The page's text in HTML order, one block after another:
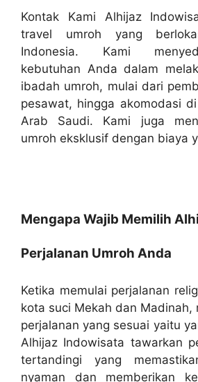
Kontak Kami Alhijaz
travel umroh yang
Indonesia. Kami
kebutuhan Anda dalam
ibadah umroh, mulai dari
pesawat, hingga akomodasi
Arab Saudi. Kami juga
umroh eksklusif dengan biaya
Mengapa Wajib Memilih
Perjalanan Umroh Anda
Ketika memulai perjalanan
kota suci Mekah dan Madinah,
perjalanan yang sesuai yaitu
Alhijaz Indowisata tawarkan
tertandingi yang
nyaman dan memberikan